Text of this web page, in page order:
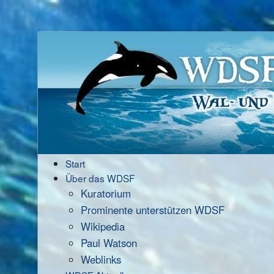
Start
Über das WDSF
Kuratorium
Prominente unterstützen WDSF
Wikipedia
Paul Watson
Weblinks